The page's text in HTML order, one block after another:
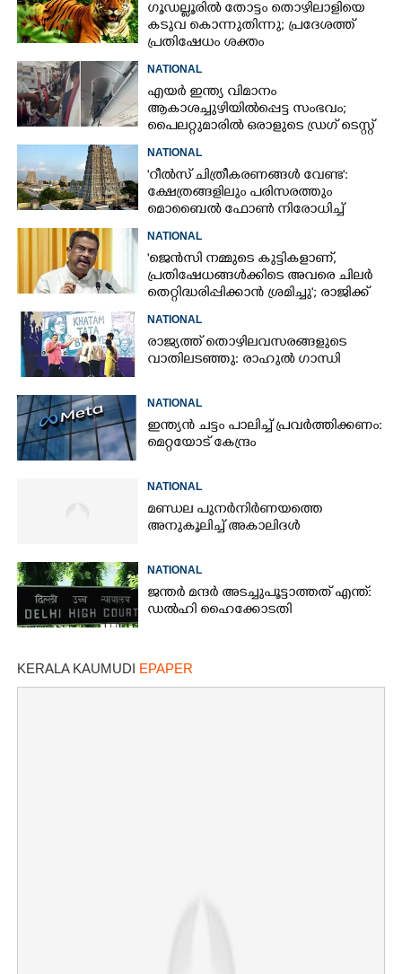
ഗൂഡല്ലൂരിൽ തോട്ടം തൊഴിലാളിയെ
കടുവ കൊന്നുതിന്നു; പ്രദേശത്ത്
പ്രതിഷേധം ശക്തം
NATIONAL
എയർ ഇന്ത്യ വിമാനം
ആകാശച്ചുഴിയിൽപ്പെട്ട സംഭവം;
പൈലറ്റുമാരിൽ ഒരാളുടെ ഡ്രഗ് ടെസ്റ്റ്
ഫലം പോസിറ്റീവ്
NATIONAL
'റീൽസ് ചിത്രീകരണങ്ങൾ വേണ്ട':
ക്ഷേത്രങ്ങളിലും പരിസരത്തും
മൊബൈൽ ഫോൺ നിരോധിച്ച്
തമിഴ്നാട് സർക്കാർ
NATIONAL
'ജെൻസി നമ്മുടെ കുട്ടികളാണ്,
പ്രതിഷേധങ്ങൾക്കിടെ അവരെ ചിലർ
തെറ്റിദ്ധരിപ്പിക്കാൻ ശ്രമിച്ചു'; രാജിക്ക്
ശേഷം ആദ്യമായി പ്രതികരിച്ച്
ധർമ്മേന്ദ്ര പ്രധാൻ
NATIONAL
രാജ്യത്ത് തൊഴിലവസരങ്ങളുടെ
വാതിലടഞ്ഞു: രാഹുൽ ഗാന്ധി
NATIONAL
ഇന്ത്യൻ ചട്ടം പാലിച്ച് പ്രവർത്തിക്കണം:
മെറ്റയോട് കേന്ദ്രം
NATIONAL
മണ്ഡല പുനർനിർണയത്തെ
അനുകൂലിച്ച് അകാലിദൾ
NATIONAL
ജന്ത‌‌ർ മന്ദർ അടച്ചുപൂട്ടാത്തത് എന്ത്:
ഡൽഹി ഹൈക്കോടതി
KERALA KAUMUDI EPAPER